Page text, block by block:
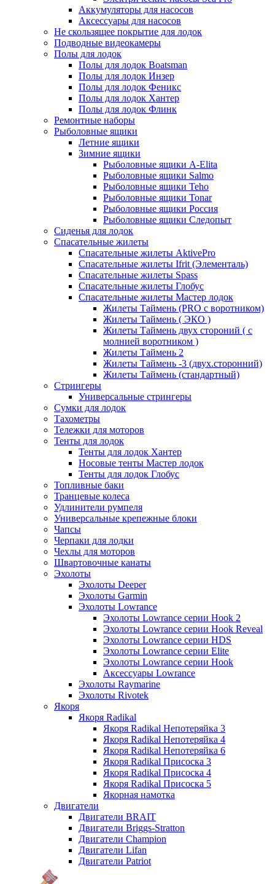
Аккумуляторы для насосов
Аксессуары для насосов
Не скользящее покрытие для лодок
Подводные видеокамеры
Полы для лодок
Полы для лодок Boatsman
Полы для лодок Инзер
Полы для лодок Феникс
Полы для лодок Хантер
Полы для лодок Флинк
Ремонтные наборы
Рыболовные ящики
Летние ящики
Зимние ящики
Рыболовные ящики A-Elita
Рыболовные ящики Salmo
Рыболовные ящики Teho
Рыболовные ящики Tonar
Рыболовные ящики Россия
Рыболовные ящики Следопыт
Сиденья для лодок
Спасательные жилеты
Спасательные жилеты AktivePro
Спасательные жилеты Ifrit (Элементаль)
Спасательные жилеты Spass
Спасательные жилеты Глобус
Спасательные жилеты Мастер лодок
Жилеты Таймень (PRO c воротником)
Жилеты Таймень ( ЭКО )
Жилеты Таймень двух стороний ( с
молнией воротником )
Жилеты Таймень 2
Жилеты Таймень -3 (двух.сторонний)
Жилеты Таймень (стандартный)
Стрингеры
Универсальные стрингеры
Сумки для лодок
Тахометры
Тележки для моторов
Тенты для лодок
Тенты для лодок Хантер
Носовые тенты Мастер лодок
Тенты для лодок Глобус
Топливные баки
Транцевые колеса
Удлинители румпеля
Универсальные крепежные блоки
Чапсы
Черпаки для лодки
Чехлы для моторов
Швартовочные канаты
Эхолоты
Эхолоты Deeper
Эхолоты Garmin
Эхолоты Lowrance
Эхолоты Lowrance серии Hook 2
Эхолоты Lowrance серии Hook Reveal
Эхолоты Lowrance серии HDS
Эхолоты Lowrance серии Elite
Эхолоты Lowrance серии Hook
Аксессуары Lowrance
Эхолоты Raymarine
Эхолоты Rivotek
Якоря
Якоря Radikal
Якоря Radikal Непотеряйка 3
Якоря Radikal Непотеряйка 4
Якоря Radikal Непотеряйка 6
Якоря Radikal Присоска 3
Якоря Radikal Присоска 4
Якоря Radikal Присоска 5
Якорная намотка
Двигатели
Двигатели BRAIT
Двигатели Briggs-Stratton
Двигатели Champion
Двигатели Lifan
Двигатели Patriot